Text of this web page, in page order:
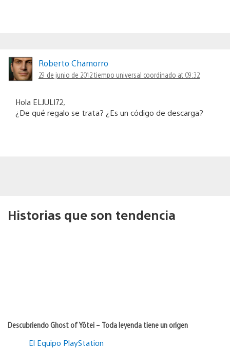
Roberto Chamorro
29 de junio de 2012 tiempo universal coordinado at 09:32
Hola ELJULI72,
¿De qué regalo se trata? ¿Es un código de descarga?
Historias que son tendencia
Descubriendo Ghost of Yōtei – Toda leyenda tiene un origen
El Equipo PlayStation